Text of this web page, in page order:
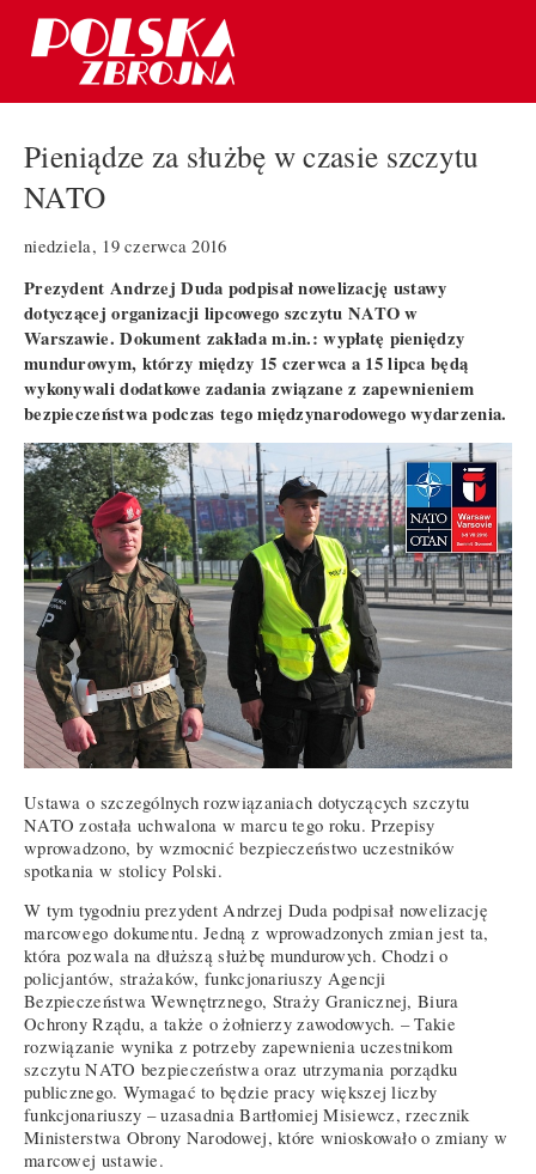
Pieniądze za służbę w czasie szczytu
NATO
niedziela, 19 czerwca 2016
Prezydent Andrzej Duda podpisał nowelizację ustawy
dotyczącej organizacji lipcowego szczytu NATO w
Warszawie. Dokument zakłada m.in.: wypłatę pieniędzy
mundurowym, którzy między 15 czerwca a 15 lipca będą
wykonywali dodatkowe zadania związane z zapewnieniem
bezpieczeństwa podczas tego międzynarodowego wydarzenia.
Ustawa o szczególnych rozwiązaniach dotyczących szczytu
NATO została uchwalona w marcu tego roku. Przepisy
wprowadzono, by wzmocnić bezpieczeństwo uczestników
spotkania w stolicy Polski.
W tym tygodniu prezydent Andrzej Duda podpisał nowelizację
marcowego dokumentu. Jedną z wprowadzonych zmian jest ta,
która pozwala na dłuższą służbę mundurowych. Chodzi o
policjantów, strażaków, funkcjonariuszy Agencji
Bezpieczeństwa Wewnętrznego, Straży Granicznej, Biura
Ochrony Rządu, a także o żołnierzy zawodowych. – Takie
rozwiązanie wynika z potrzeby zapewnienia uczestnikom
szczytu NATO bezpieczeństwa oraz utrzymania porządku
publicznego. Wymagać to będzie pracy większej liczby
funkcjonariuszy – uzasadnia Bartłomiej Misiewcz, rzecznik
Ministerstwa Obrony Narodowej, które wnioskowało o zmiany w
marcowej ustawie.